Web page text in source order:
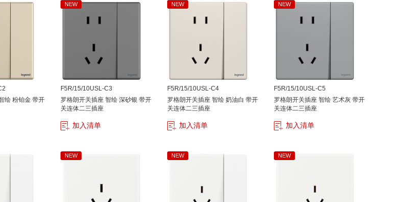
绘 粉铂金 带开
NEW
F5R/15/10USL-C3
罗格朗开关插座 智绘 深砂银 带开
关连体二三插座
加入清单
NEW
F5R/15/10USL-C4
罗格朗开关插座 智绘 奶油白 带开
关连体二三插座
加入清单
NEW
F5R/15/10USL-C5
罗格朗开关插座 智绘 艺术灰 带开
关连体二三插座
加入清单
NEW NEW NEW